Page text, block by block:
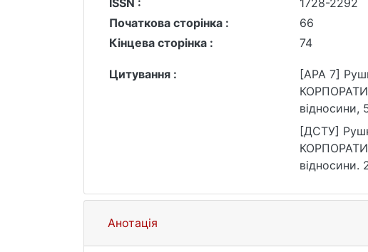
ISSN :
1728-2292
Початкова сторінка :
66
Кінцева сторінка :
74
Цитування :
[APA 7]
[ДСТУ]
Анотація